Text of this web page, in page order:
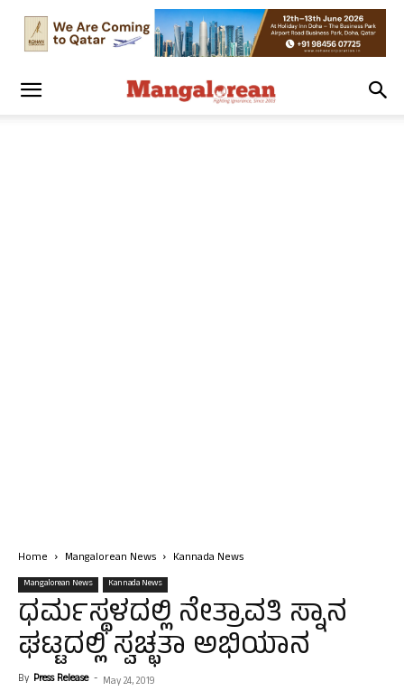
Home Mangalorean News Kannada News
Mangalorean News Kannada News
ಧರ್ಮಸ್ಥಳದಲ್ಲಿ ನೇತ್ರಾವತಿ ಸ್ನಾನ
ಘಟ್ಟದಲ್ಲಿ ಸ್ವಚ್ಛತಾ ಅಭಿಯಾನ
By Press Release - May 24, 2019